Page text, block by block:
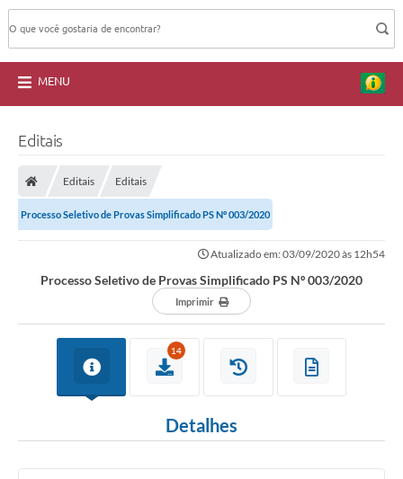
MENU
Editais
Editais Editais
Processo Seletivo de Provas Simplificado PS Nº 003/2020
Atualizado em: 03/09/2020 às 12h54
Processo Seletivo de Provas Simplificado PS Nº 003/2020
Imprimir
14
Detalhes